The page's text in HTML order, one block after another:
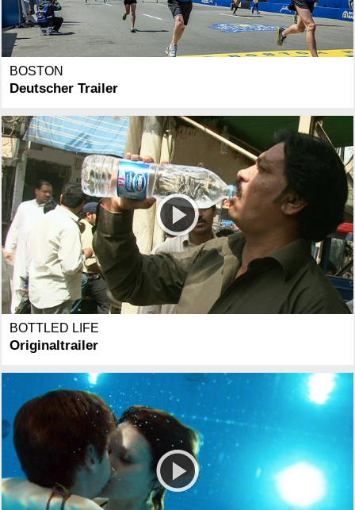
BOSTON
Deutscher Trailer
BOTTLED LIFE
Originaltrailer